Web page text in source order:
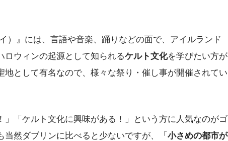
）』には、言語や音楽、踊りなどの面で、アイルランド
ロウィンの起源として知られるケルト文化を学びたい方が
地として有名なので、様々な祭り・催し事が開催されてい
」「ケルト文化に興味がある！」という方に人気なのがゴ
然ダブリンに比べると少ないですが、「 小さめの都市が